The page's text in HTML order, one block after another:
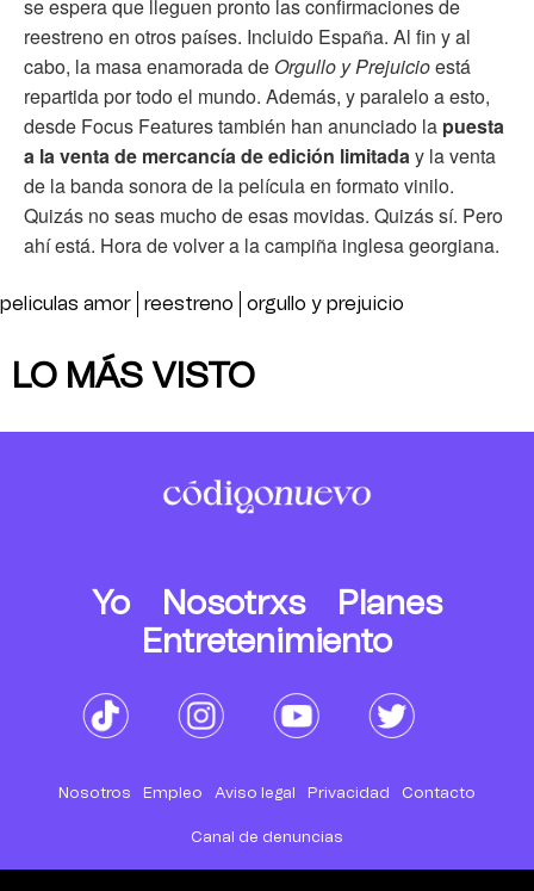
se espera que lleguen pronto las confirmaciones de
reestreno en otros países. Incluido España. Al fin y al
cabo, la masa enamorada de Orgullo y Prejuicioestá
repartida por todo el mundo. Además, y paralelo a esto,
desde Focus Features también han anunciado la puesta
a la venta de mercancía de edición limitaday la venta
de la banda sonora de la película en formato vinilo.
Quizás no seas mucho de esas movidas. Quizás sí. Pero
ahí está. Hora de volver a la campiña inglesa georgiana.
peliculas amor reestreno orgullo y prejuicio
LO MÁS VISTO
Yo Nosotrxs
Planes
Entretenimiento
Nosotros Empleo Aviso legal Privacidad Contacto
Canal de denuncias